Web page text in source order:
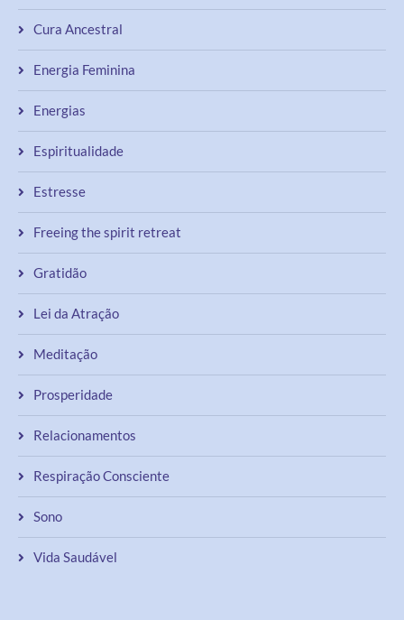
Cura Ancestral
Energia Feminina
Energias
Espiritualidade
Estresse
Freeing the spirit retreat
Gratidão
Lei da Atração
Meditação
Prosperidade
Relacionamentos
Respiração Consciente
Sono
Vida Saudável